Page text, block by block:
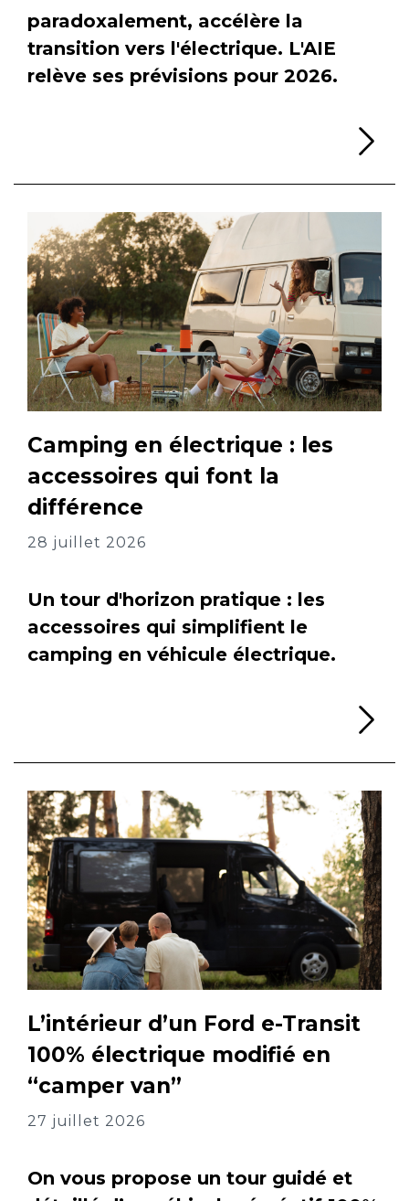
paradoxalement, accélère la
transition vers l'électrique. L'AIE
relève ses prévisions pour 2026.
Camping en électrique : les
accessoires qui font la
différence
28 juillet 2026
Un tour d'horizon pratique : les
accessoires qui simplifient le
camping en véhicule électrique.
L’intérieur d’un Ford e-Transit
100% électrique modifié en
“camper van”
27 juillet 2026
On vous propose un tour guidé et